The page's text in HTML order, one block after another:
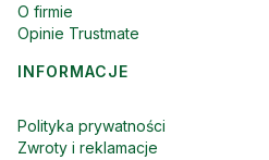
O firmie
Opinie Trustmate
INFORMACJE
Polityka prywatności
Zwroty i reklamacje